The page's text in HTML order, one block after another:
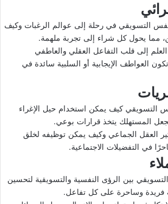
التسويقي في رحلة إلى عوالم الرغبات وكيف
مما يحول كل شراء إلى تجربة ملهمة.
إلى قلب التفاعل العقلي والعاطفي
العواطف الإيجابية أو السلبية سائدة في
التسويقي كيف يمكن استخدام حيل الإغراء
المستهلك يتخذ قرارات بوعي.
العقل الجماعي وكيف يمكن توظيفه لخلق
في التفضيلات الاجتماعية.
بين الرؤى النفسية والتسويقية لتحسين
فريدة وساحرة على كل تفاعل.